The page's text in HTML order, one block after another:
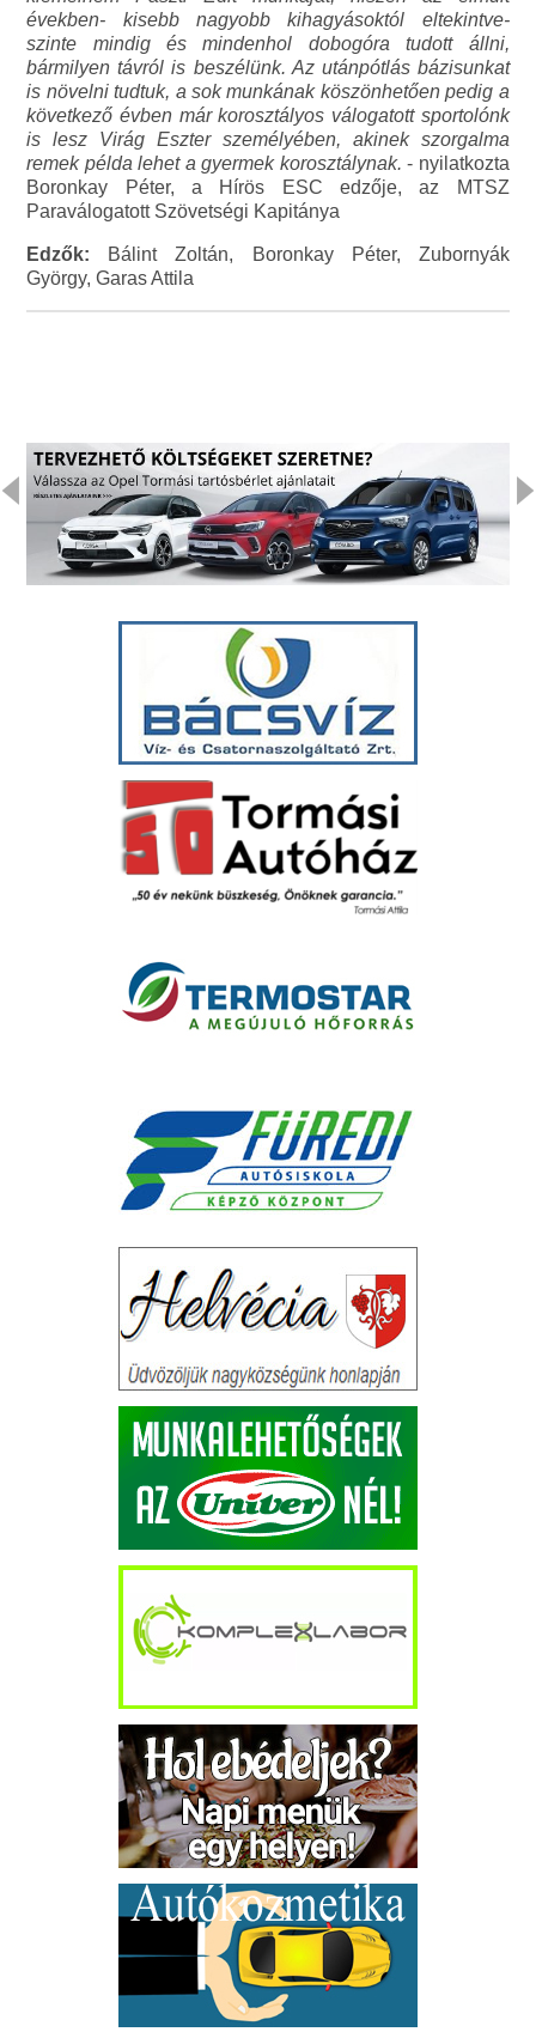
években- kisebb nagyobb kihagyásoktól eltekintve-
szinte mindig és mindenhol dobogóra tudott állni,
bármilyen távról is beszélünk. Az utánpótlás bázisunkat
is növelni tudtuk, a sok munkának köszönhetően pedig a
következő évben már korosztályos válogatott sportolónk
is lesz Virág Eszter személyében, akinek szorgalma
remek példa lehet a gyermek korosztálynak.- nyilatkozta
Boronkay Péter, a Hírös ESC edzője, az MTSZ
Paraválogatott Szövetségi Kapitánya
Edzők: Bálint Zoltán, Boronkay Péter, Zubornyák
György, Garas Attila